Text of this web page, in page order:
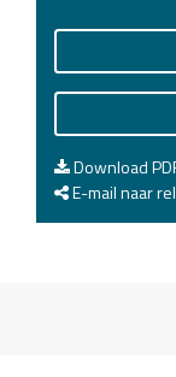
Download
E-mail naar